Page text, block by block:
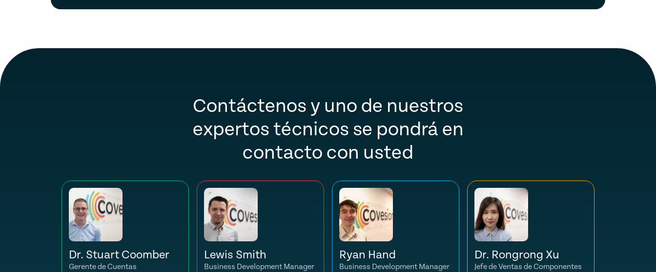
Contáctenos y uno de nuestros
expertos técnicos se pondrá en
contacto con usted
Dr. Stuart Coomber
Gerente de Cuentas
Lewis Smith
Business Development Manager
Ryan Hand
Business Development Manager
Dr. Rongrong Xu
Jefe de Ventas de Componentes